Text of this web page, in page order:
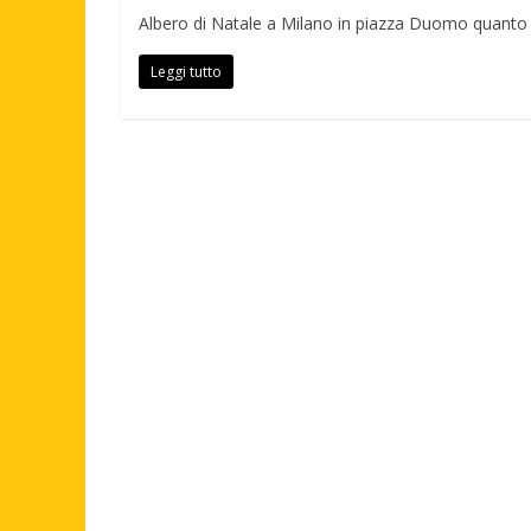
Albero di Natale a Milano in piazza Duomo
Leggi tutto